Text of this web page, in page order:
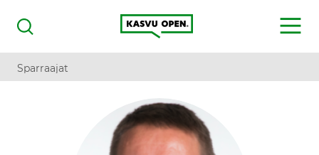
Haku
Kasvu Open
MENU
Sparraajat